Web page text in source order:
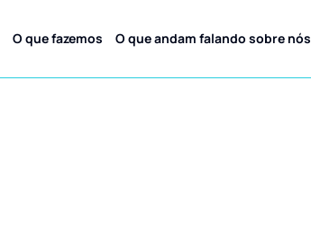
O que fazemos O que andam falando sobre nós